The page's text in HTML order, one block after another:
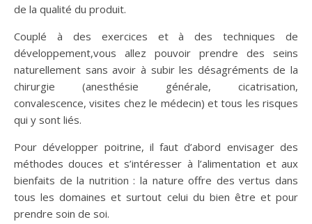
de la qualité du produit.
Couplé à des exercices et à des techniques de
développement,vous allez pouvoir prendre des seins
naturellement sans avoir à subir les désagréments de la
chirurgie (anesthésie générale, cicatrisation,
convalescence, visites chez le médecin) et tous les risques
qui y sont liés.
Pour développer poitrine, il faut d’abord envisager des
méthodes douces et s’intéresser à l’alimentation et aux
bienfaits de la nutrition : la nature offre des vertus dans
tous les domaines et surtout celui du bien être et pour
prendre soin de soi.